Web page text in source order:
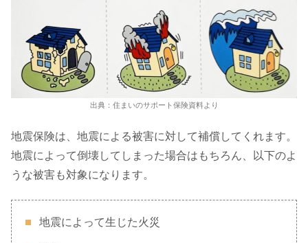
出典：住まいのサポート保険資料より
地震保険は、地震による被害に対して補償してくれます。
地震によって倒壊してしまった場合はもちろん、以下のよ
うな被害も対象になります。
地震によって生じた火災